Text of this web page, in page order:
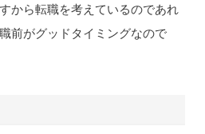
から転職を考えているのであれ
前がグッドタイミングなので